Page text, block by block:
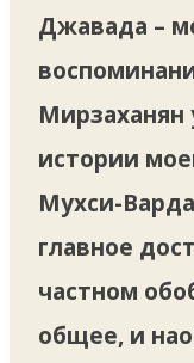
Джавада –
Мирзаханян
истории
Мухси-
главное
частном
общее, и